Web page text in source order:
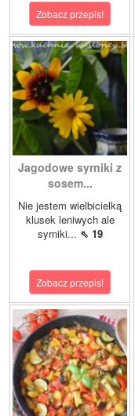
Zobacz przepis!
Jagodowe syrniki z
sosem...
Nie jestem wielbicielką
klusek leniwych ale
syrniki... ⇖ 19
Zobacz przepis!